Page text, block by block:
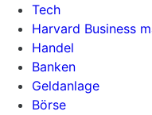
Tech
Harvard Business
Handel
Banken
Geldanlage
Börse